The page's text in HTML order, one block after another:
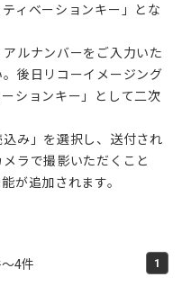
ィベーションキー」とな
ルナンバーをご入力いた
後日リコーイメージング
ションキー」として二次
み」を選択し、送付され
ラで撮影いただくこと
が追加されます。
4件 1